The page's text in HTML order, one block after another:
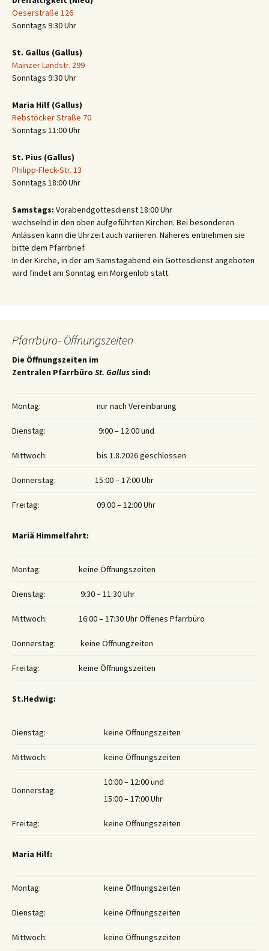
Oeserstraße 126
Sonntags 9:30 Uhr
St. Gallus (Gallus)
Mainzer Landstr. 299
Sonntags 9:30 Uhr
Maria Hilf (Gallus)
Rebstöcker Straße 70
Sonntags 11:00 Uhr
St. Pius (Gallus)
Philipp-Fleck-Str. 13
Sonntags 18:00 Uhr
Samstags: Vorabendgottesdienst 18:00 Uhr
wechselnd in den oben aufgeführten Kirchen. Bei besonderen
Anlässen kann die Uhrzeit auch variieren. Näheres entnehmen sie
bitte dem Pfarrbrief.
In der Kirche, in der am Samstagabend ein Gottesdienst angeboten
wird findet am Sonntag ein Morgenlob statt.
Pfarrbüro- Öffnungszeiten
Die Öffnungszeiten im
Zentralen Pfarrbüro St. Gallus sind:
Montag: nur nach Vereinbarung
Dienstag: 9:00 – 12:00 und
Mittwoch: bis 1.8.2026 geschlossen
Donnerstag: 15:00 – 17:00 Uhr
Freitag: 09:00 – 12:00 Uhr
Mariä Himmelfahrt:
Montag: keine Öffnungszeiten
Dienstag: 9:30 – 11:30 Uhr
Mittwoch: 16:00 – 17:30 Uhr Offenes Pfarrbüro
Donnerstag: keine Öffnungzeiten
Freitag: keine Öffnungszeiten
St.Hedwig:
Dienstag: keine Öffnungszeiten
Mittwoch: keine Öffnungszeiten
Donnerstag:
10:00 – 12:00 und
15:00 – 17:00 Uhr
Freitag: keine Öffnungszeiten
Maria Hilf:
Montag: keine Öffnungszeiten
Dienstag: keine Öffnungszeiten
Mittwoch: keine Öffnungszeiten